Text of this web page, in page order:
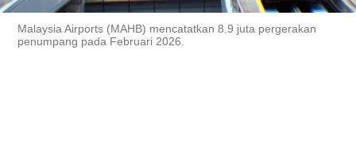
Malaysia Airports (MAHB) mencatatkan 8.9 juta pergerakan
penumpang pada Februari 2026.